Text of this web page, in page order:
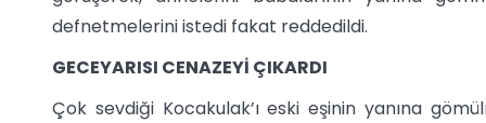
defnetmelerini istedi fakat reddedildi.
GECEYARISI CENAZEYİ ÇIKARDI
Çok sevdiği Kocakulak’ı eski eşinin yanına